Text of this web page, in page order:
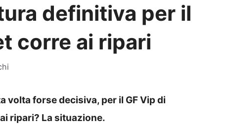
definitiva per il
corre ai ripari
volta forse decisiva, per il GF Vip di
ripari? La situazione.